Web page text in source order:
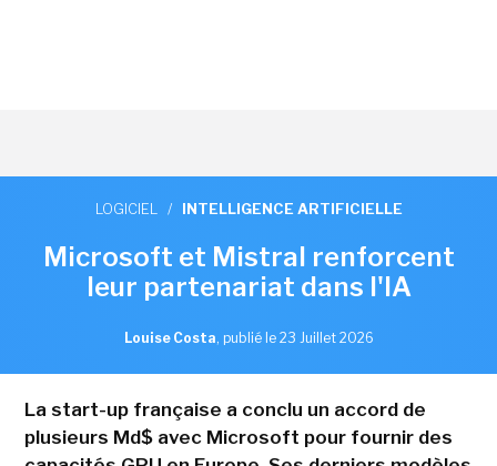
LOGICIEL / INTELLIGENCE ARTIFICIELLE
Microsoft et Mistral renforcent
leur partenariat dans l'IA
Louise Costa, publié le 23 Juillet 2026
La start-up française a conclu un accord de
plusieurs Md$ avec Microsoft pour fournir des